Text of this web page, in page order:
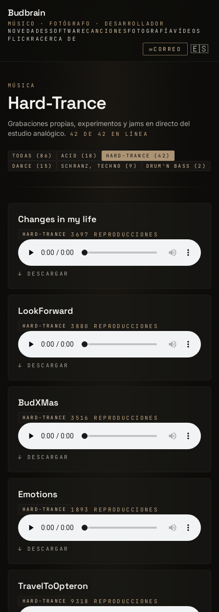
Budbrain
MÚSICO · FOTÓGRAFO · DESARROLLADOR
NOVEDADES SOFTWARE CANCIONES FOTOGRAFÍAVÍDEOS
FLICKR ACERCA DE
✉ CORREO 🇪🇸
MÚSICA
Hard-Trance
Grabaciones propias, experimentos y jams en directo del
estudio analógico.
42 DE 42 EN LÍNEA
TODAS (86) ACID (18)
HARD-TRANCE (42)
DANCE (15)
SCHRANZ, TECHNO (9) DRUM'N BASS (2)
Changes in my life
HARD-TRANCE 3697 REPRODUCCIONES
↓ DESCARGAR
LookForward
HARD-TRANCE 3880 REPRODUCCIONES
↓ DESCARGAR
BudXMas
HARD-TRANCE 3516 REPRODUCCIONES
↓ DESCARGAR
Emotions
HARD-TRANCE 1893 REPRODUCCIONES
↓ DESCARGAR
TravelToOpteron
HARD-TRANCE 9318 REPRODUCCIONES